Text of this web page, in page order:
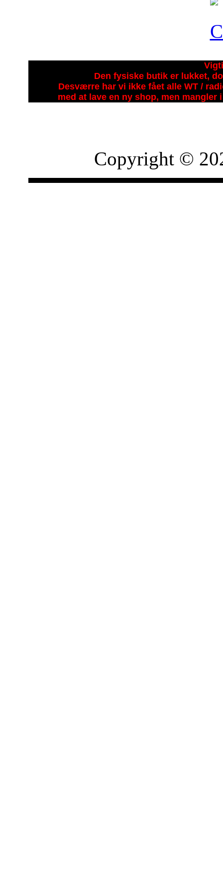
Den fysiske butik er lukket,
Desværre har vi ikke fået alle WT /
med at lave en ny shop, men mangler
Copyright ©